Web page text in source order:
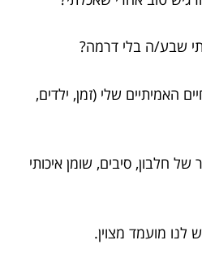
שבע/ה בלי דרמה?
האמיתיים שלי (זמן, ילדים,
של חלבון, סיבים, שומן איכותי
לנו מועמד מצוין.